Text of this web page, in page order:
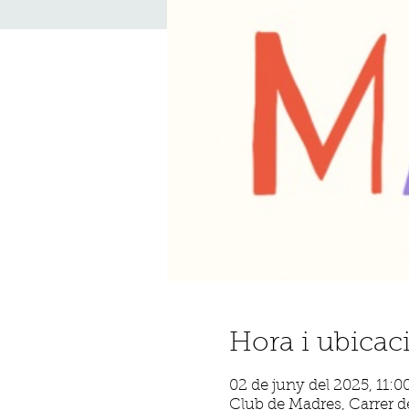
Hora i
02 de juny del 2025,
Club de Madres, Carrer